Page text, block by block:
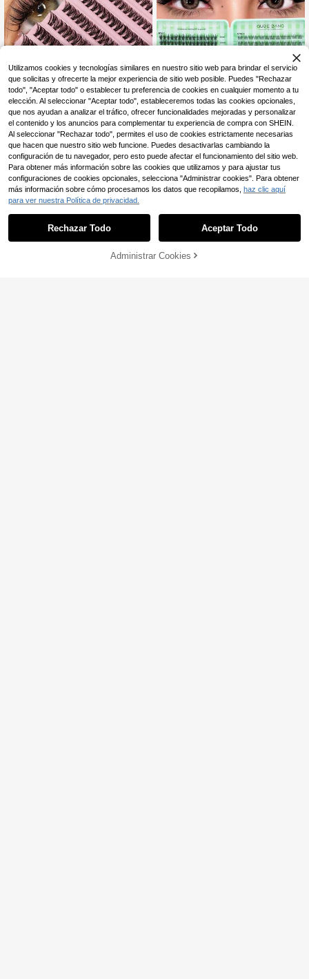
200 piezas de pestañas en racimo,
8mm-16mm D Curl, extensiones de
pestañas densas de injerto de raíz ú
nica, herramientas de maquillaje pa
asa, estético
#2 Más vendidos
en Pestañas individuales
3.1k+ vendidos
(1000+)
4.867
natural de maquillaje, pegamento p
ara pestañas DIY de larga duración,
pinzas para pestañas DIY
400 piezas Libro de pestañas, C-C
urling, Gran cantidad, Mejor calidad
vas pestañas DIY, Esponjosas y sua
ves, Pestañas postizas 3D de visón
sintético, Maquillaje, Extensiones d
e pestañas, Pestañas cortas, Pesta
ñas ligeras DIY, Extensiones de pest
añas postizas DIY en casa, Estético
1.1k+ vendidos (1000+)
¡8% DE DESCUENTO! AÑADIR A LA BOLSA
Utilizamos cookies y tecnologías similares en nuestro sitio web para brindar el servicio
que solicitas y ofrecerte la mejor experiencia de sitio web posible. Puedes "Rechazar
todo", "Aceptar todo" o establecer tu preferencia de cookies en cualquier momento a tu
elección. Al seleccionar "Aceptar todo", estableceremos todas las cookies opcionales,
que nos ayudan a analizar el tráfico, ofrecer funcionalidades mejoradas y personalizar
el contenido y los anuncios para complementar tu experiencia de compra con SHEIN.
Al seleccionar "Rechazar todo", permites el uso de cookies estrictamente necesarias
que hacen que nuestro sitio web funcione. Puedes desactivarlas cambiando la
configuración de tu navegador, pero esto puede afectar el funcionamiento del sitio web.
Para obtener más información sobre las cookies que utilizamos y para ajustar tus
configuraciones de cookies opcionales, selecciona "Administrar cookies". Para obtener
más información sobre cómo procesamos los datos que recopilamos, haz clic aquí
para ver nuestra Política de privacidad.
Rechazar Todo Aceptar Todo
Administrar Cookies